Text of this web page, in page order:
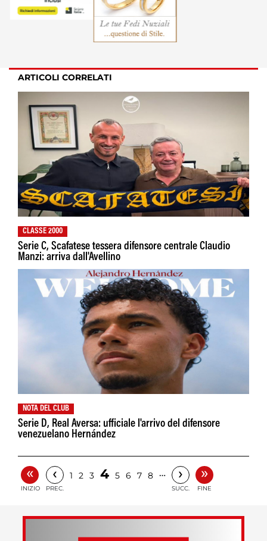
ARTICOLI CORRELATI
CLASSE 2000
Serie C, Scafatese tessera difensore centrale Claudio
Manzi: arriva dall'Avellino
NOTA DEL CLUB
Serie D, Real Aversa: ufficiale l'arrivo del difensore
venezuelano Hernández
«
INIZIO
‹
PREC.
1 2 3 4 5 6 7 8 … ›
SUCC.
»
FINE